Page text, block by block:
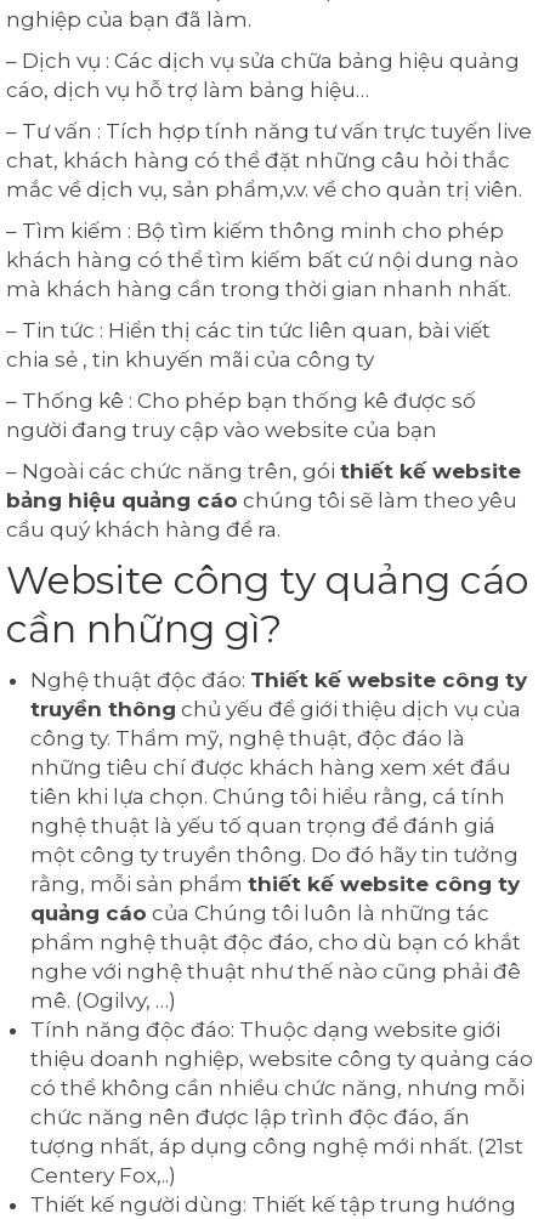
nghiệp của bạn đã làm.
– Dịch vụ : Các dịch vụ sửa chữa bảng hiệu quảng
cáo, dịch vụ hỗ trợ làm bảng hiệu…
– Tư vấn : Tích hợp tính năng tư vấn trực tuyến live
chat, khách hàng có thể đặt những câu hỏi thắc
mắc về dịch vụ, sản phẩm,v.v. về cho quản trị viên.
– Tìm kiếm : Bộ tìm kiếm thông minh cho phép
khách hàng có thể tìm kiếm bất cứ nội dung nào
mà khách hàng cần trong thời gian nhanh nhất.
– Tin tức : Hiển thị các tin tức liên quan, bài viết
chia sẻ , tin khuyến mãi của công ty
– Thống kê : Cho phép bạn thống kê được số
người đang truy cập vào website của bạn
– Ngoài các chức năng trên, gói thiết kế website
bảng hiệu quảng cáo chúng tôi sẽ làm theo yêu
cầu quý khách hàng đề ra.
Website công ty quảng cáo
cần những gì?
Nghệ thuật độc đáo: Thiết kế website công ty
truyền thông chủ yếu để giới thiệu dịch vụ của
công ty. Thẩm mỹ, nghệ thuật, độc đáo là
những tiêu chí được khách hàng xem xét đầu
tiên khi lựa chọn. Chúng tôi hiểu rằng, cá tính
nghệ thuật là yếu tố quan trọng để đánh giá
một công ty truyền thông. Do đó hãy tin tưởng
rằng, mỗi sản phẩm thiết kế website công ty
quảng cáo của Chúng tôi luôn là những tác
phẩm nghệ thuật độc đáo, cho dù bạn có khắt
nghe với nghệ thuật như thế nào cũng phải đê
mê. (Ogilvy, …)
Tính năng độc đáo: Thuộc dạng website giới
thiệu doanh nghiệp, website công ty quảng cáo
có thể không cần nhiều chức năng, nhưng mỗi
chức năng nên được lập trình độc đáo, ấn
tượng nhất, áp dụng công nghệ mới nhất. (21st
Centery Fox,..)
Thiết kế người dùng: Thiết kế tập trung hướng